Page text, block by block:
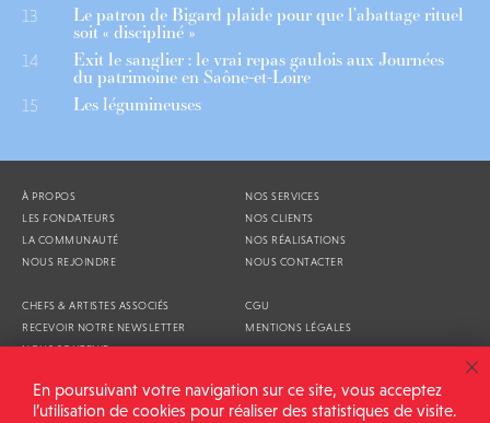
13 Le patron de Bigard plaide pour que l’abattage rituel
soit « discipliné »
14 Exit le sanglier : le vrai repas gaulois aux Journées
du patrimoine en Saône-et-Loire
15 Les légumineuses
À PROPOS
LES FONDATEURS
LA COMMUNAUTÉ
NOUS REJOINDRE
NOS SERVICES
NOS CLIENTS
NOS RÉALISATIONS
NOUS CONTACTER
CHEFS & ARTISTES ASSOCIÉS
RECEVOIR NOTRE NEWSLETTER
NOUS SOUTENIR
CGU
MENTIONS LÉGALES
En poursuivant votre navigation sur ce site, vous acceptez
l’utilisation de cookies pour réaliser des statistiques de visite.